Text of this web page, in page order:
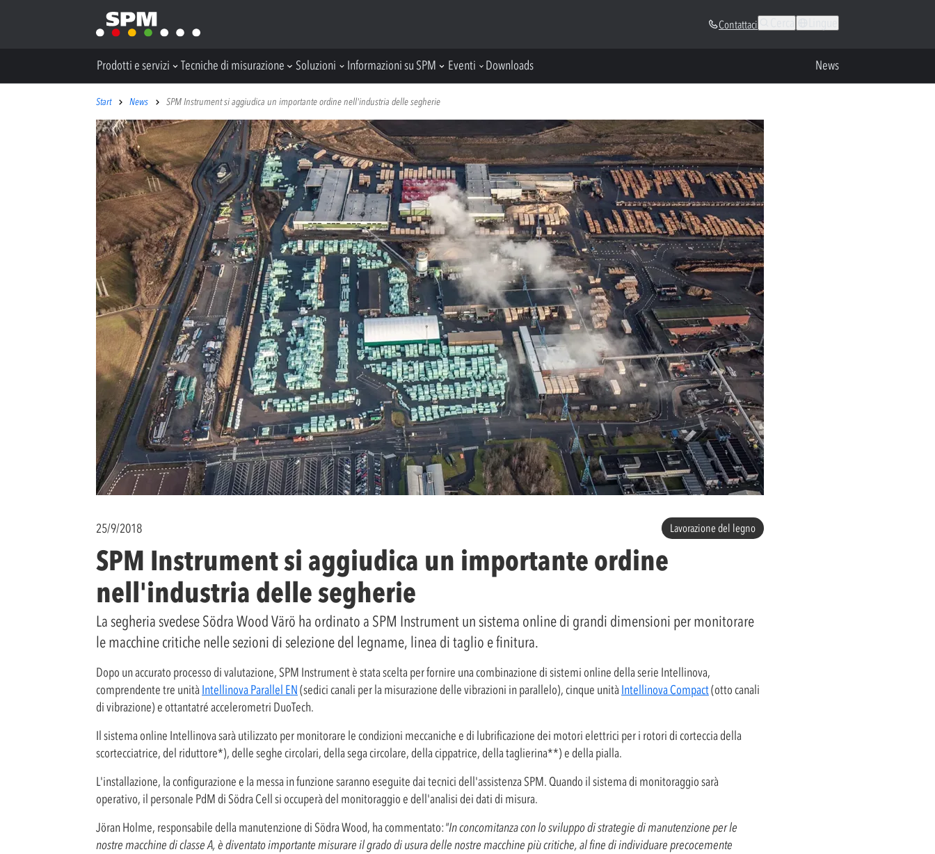
Contattaci
Prodotti e servizi Tecniche di misurazione Soluzioni Informazioni su SPM Eventi Downloads News
Start News SPM Instrument si aggiudica un importante ordine nell'industria delle segherie
25/9/2018 Lavorazione del legno
SPM Instrument si aggiudica un importante ordine
nell'industria delle segherie
La segheria svedese Södra Wood Värö ha ordinato a SPM Instrument un sistema online di grandi dimensioni per monitorare
le macchine critiche nelle sezioni di selezione del legname, linea di taglio e finitura.
Dopo un accurato processo di valutazione, SPM Instrument è stata scelta per fornire una combinazione di sistemi online della serie Intellinova,
comprendente tre unitàIntellinova Parallel EN(sedici canali per la misurazione delle vibrazioni in parallelo), cinque unitàIntellinova Compact(otto canali
di vibrazione) e ottantatré accelerometri DuoTech.
Il sistema online Intellinova sarà utilizzato per monitorare le condizioni meccaniche e di lubrificazione dei motori elettrici per i rotori di corteccia della
scortecciatrice, del riduttore*), delle seghe circolari, della sega circolare, della cippatrice, della taglierina**) e della pialla.
L'installazione, la configurazione e la messa in funzione saranno eseguite dai tecnici dell'assistenza SPM. Quando il sistema di monitoraggio sarà
operativo, il personale PdM di Södra Cell si occuperà del monitoraggio e dell'analisi dei dati di misura.
Jöran Holme, responsabile della manutenzione di Södra Wood, ha commentato:"In concomitanza con lo sviluppo di strategie di manutenzione per le
nostre macchine di classe A, è diventato importante misurare il grado di usura delle nostre macchine più critiche, al fine di individuare precocemente